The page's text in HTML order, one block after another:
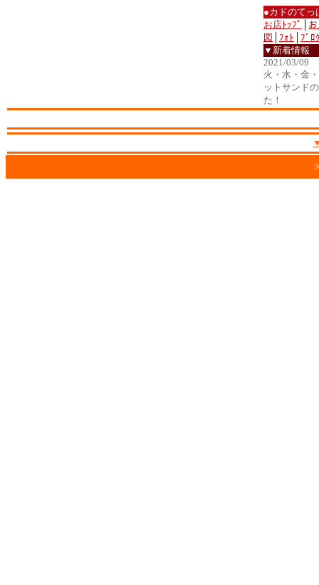
●カドのて
お店ﾄｯﾌﾟ
図
ﾌｫﾄ
ﾌﾞﾛ
▼新着情報
2021/03/09
火・水・金
ットサンド
た！